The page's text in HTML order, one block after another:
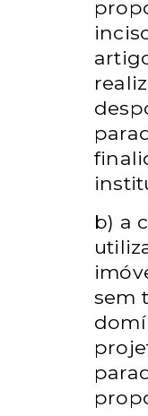
b) a
sem